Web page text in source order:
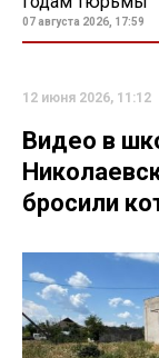
07 августа 2026, 17:59
12 июня 2026, 11:12
Видео в
бросили